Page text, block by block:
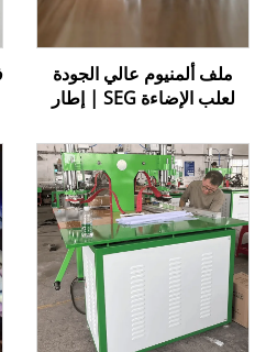
ملف ألمنيوم عالي الجودة
لعلب الإضاءة SEG | إطار
مزود بحافة سيليكونية